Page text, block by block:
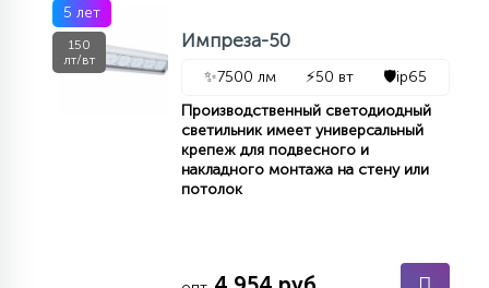
5 лет
150
лт/вт
Импреза-50
✨7500 лм ⚡50 вт 🛡️ip65
Производственный светодиодный
светильник имеет универсальный
крепеж для подвесного и
накладного монтажа на стену или
потолок